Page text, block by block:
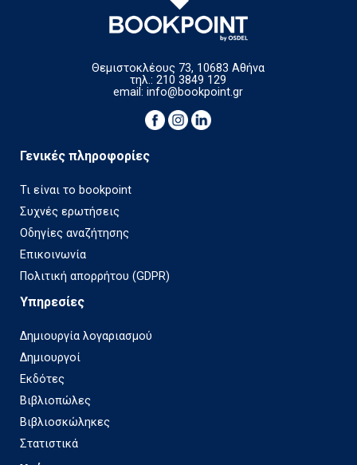
Θεμιστοκλέους 73, 10683 Αθήνα
τηλ.: 210 3849 129
email:info@bookpoint.gr
Γενικές πληροφορίες
Τι είναι το bookpoint
Συχνές ερωτήσεις
Οδηγίες αναζήτησης
Επικοινωνία
Πολιτική απορρήτου (GDPR)
Υπηρεσίες
Δημιουργία λογαριασμού
Δημιουργοί
Εκδότες
Βιβλιοπώλες
Βιβλιοσκώληκες
Στατιστικά